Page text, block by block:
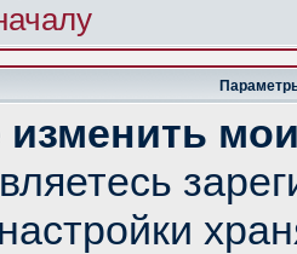
изменить